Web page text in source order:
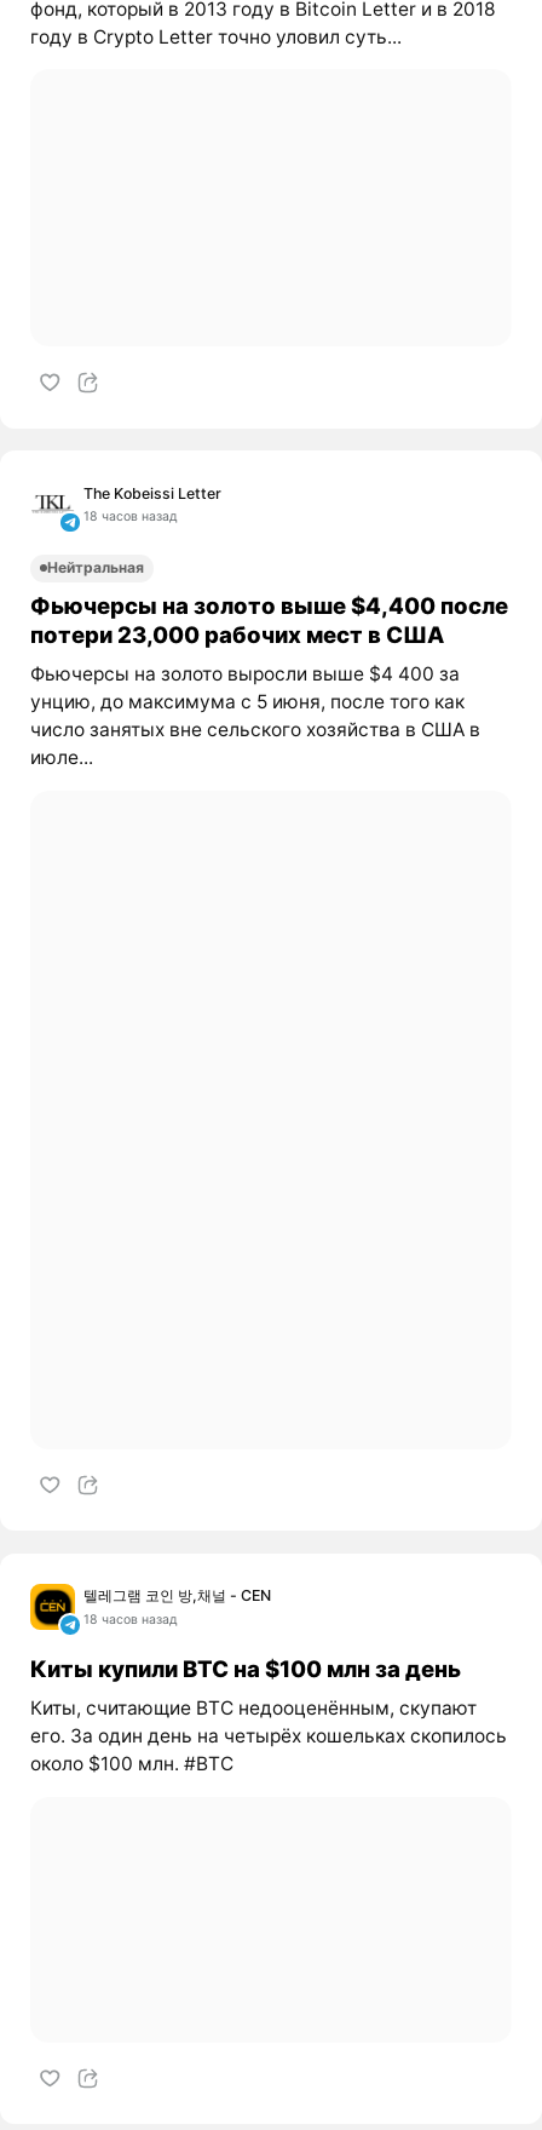
фонд, который в 2013 году в Bitcoin Letter и в 2018
году в Crypto Letter точно уловил суть...
The Kobeissi Letter
18 часов назад
Нейтральная
Фьючерсы на золото выше $4,400 после
потери 23,000 рабочих мест в США
Фьючерсы на золото выросли выше $4 400 за
унцию, до максимума с 5 июня, после того как
число занятых вне сельского хозяйства в США в
июле...
텔레그램 코인 방,채널 - CEN
18 часов назад
Киты купили BTC на $100 млн за день
Киты, считающие BTC недооценённым, скупают
его. За один день на четырёх кошельках скопилось
около $100 млн. #BTC